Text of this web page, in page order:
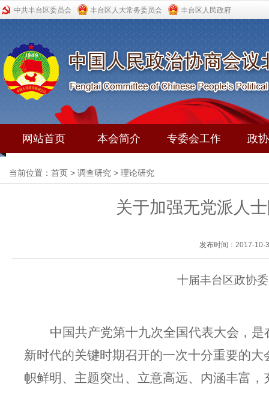
中共丰台区委员会 丰台区人大常务委员会 丰台区人民政府
网站首页 本会简介 专委会工作 政
当前位置： 首页 > 调查研究 > 理论研究
关于加强无党派人
发布时间：2017-
十届丰台区政协
中国共产党第十九次全国代表大会，
新时代的关键时期召开的一次十分重要的
帜鲜明、主题突出、立意高远、内涵丰富